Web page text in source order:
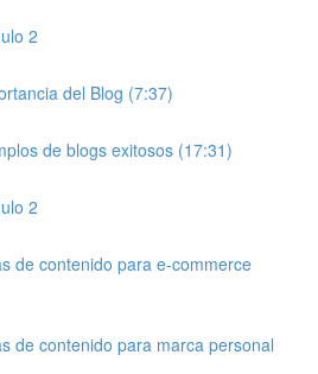
2
del Blog (7:37)
de blogs exitosos (17:31)
2
de contenido para e-commerce
de contenido para marca personal